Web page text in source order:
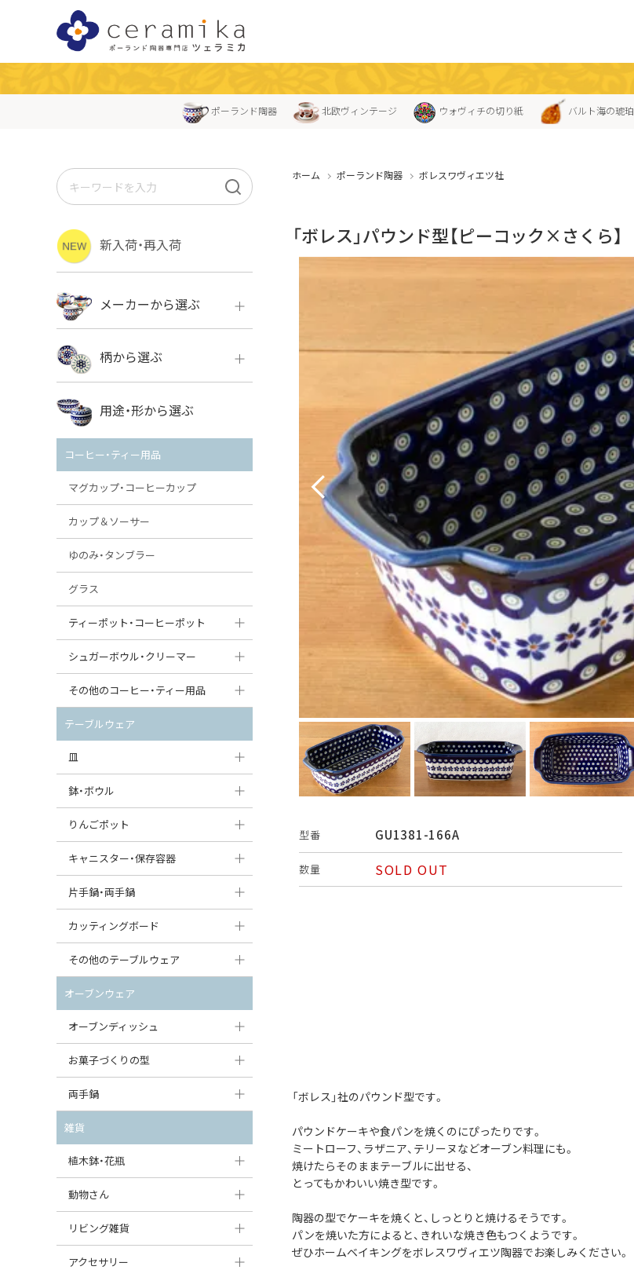
ポーランド陶器 北欧ヴィンテージ ウォヴィチの切り紙 バルト海の琥珀
ホーム ポーランド陶器 ボレスワヴィエツ社
「ボレス」パウンド型【ピーコック×さくら】
型番 GU1381-166A
数量
SOLD OUT
「ボレス」社のパウンド型です。
パウンドケーキや食パンを焼くのにぴったりです。
ミートローフ、ラザニア、テリーヌなどオーブン料理にも。
焼けたらそのままテーブルに出せる、
とってもかわいい焼き型です。
陶器の型でケーキを焼くと、しっとりと焼けるそうです。
パンを焼いた方によると、きれいな焼き色もつくようです。
ぜひホームベイキングをボレスワヴィエツ陶器でお楽しみください。
新入荷・再入荷
メーカーから選ぶ
ボレス
VENA
ミレナ
柄から選ぶ
ボレス
用途・形から選ぶ
コーヒー・ティー用品
マグカップ・コーヒーカップ
カップ＆ソーサー
ゆのみ・タンブラー
グラス
ティーポット・コーヒーポット
ティーポット
コーヒーポット
シュガーボウル・クリーマー
シュガーボウル
クリーマー
その他のコーヒー・ティー用品
ポットウォーマー
ピッチャー
コーヒードリッパー
すべて見る
テーブルウェア
皿
大皿（24cm〜）
中皿（18〜24cm）
丸皿
スープ皿
ダルマプレート
たまご型プレート
ハート型プレート
変形プレート
分割ディッシュ
すべて見る
鉢・ボウル
大鉢（21cm〜）
中鉢（16〜21cm）
丸鉢・どんぶり・ボウル
茶碗
オーバルボウル
ハートボウル
葉っぱ型ボウル
りんご型ボウル
いちご型ボウル
星型ボウル
りんごポット
りんごポット
りんごポット小
キャニスター・保存容器
キャニスター
つぼ
ガーリックポット
オニオンキャニスター
ガーリックキャニスター
チーズケース
バターディッシュ
六角形ポット
ボトル
すべて見る
片手鍋・両手鍋
ソースパン（片手鍋）
スープチュリーン
カッティングボード
角型カッティングボード
丸型カッティングボード
すべて見る
その他のテーブルウェア
調味料入れ
グレイヴィーボート
エッグカップ
ケーキスタンド
カトラリー
はしおき・カトラリーレスト
オーブンウェア
オーブンディッシュ
大型（24cm〜）
中型（18〜24cm）
スクエアオーブンディッシュ
オーバルオーブンディッシュ
すべて見る
お菓子づくりの型
パウンド型
マフィン型
すべて見る
両手鍋
チュリーン
キャセロール
すべて見る
雑貨
植木鉢・花瓶
植木鉢
花瓶
動物さん
フィギュア・置物
貯金箱
リビング雑貨
スツール
アクセサリー